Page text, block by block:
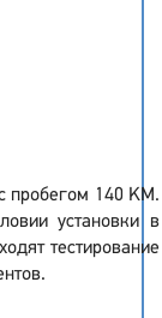
пробегом 140 KM.
установки в
тестирование